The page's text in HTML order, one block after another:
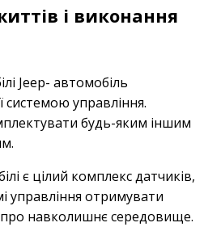
і виконання
Jeep- автомобіль
системою управління.
будь-яким іншим
є цілий комплекс датчиків,
управління отримувати
навколишнє середовище.